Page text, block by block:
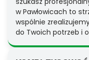
w Pawłowicach to
wspólnie
do Twoich potrzeb i